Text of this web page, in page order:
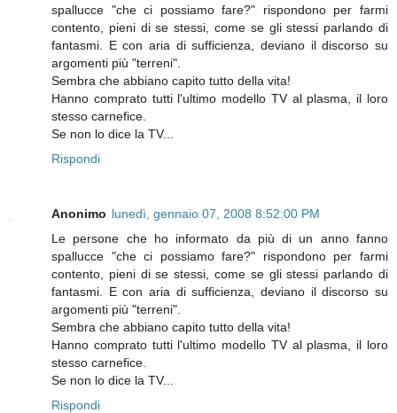
spallucce "che ci possiamo fare?" rispondono per farmi
contento, pieni di se stessi, come se gli stessi parlando di
fantasmi. E con aria di sufficienza, deviano il discorso su
argomenti più "terreni".
Sembra che abbiano capito tutto della vita!
Hanno comprato tutti l'ultimo modello TV al plasma, il loro
stesso carnefice.
Se non lo dice la TV...
Rispondi
Anonimo lunedì, gennaio 07, 2008 8:52:00 PM
Le persone che ho informato da più di un anno fanno
spallucce "che ci possiamo fare?" rispondono per farmi
contento, pieni di se stessi, come se gli stessi parlando di
fantasmi. E con aria di sufficienza, deviano il discorso su
argomenti più "terreni".
Sembra che abbiano capito tutto della vita!
Hanno comprato tutti l'ultimo modello TV al plasma, il loro
stesso carnefice.
Se non lo dice la TV...
Rispondi